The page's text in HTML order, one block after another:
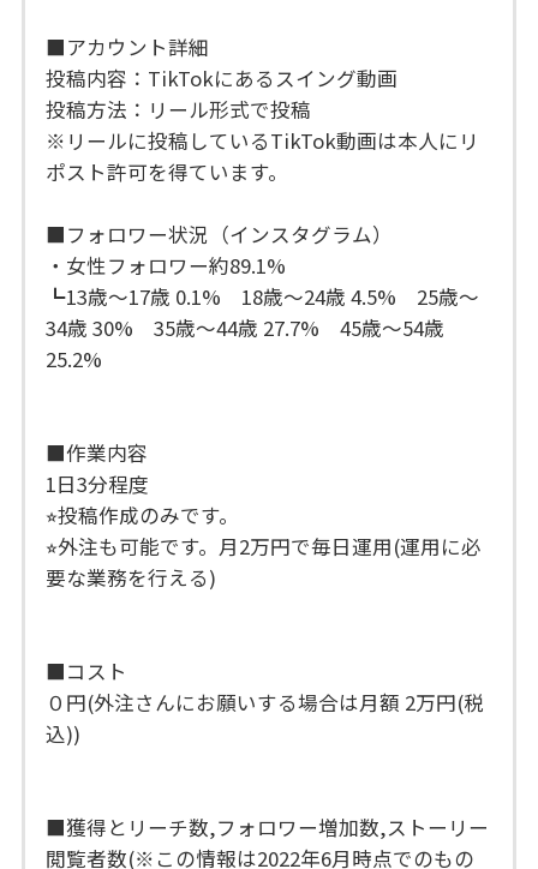
■アカウント詳細
投稿内容：TikTokにあるスイング動画
投稿方法：リール形式で投稿
※リールに投稿しているTikTok動画は本人にリ
ポスト許可を得ています。
■フォロワー状況（インスタグラム）
・女性フォロワー約89.1%
┗13歳〜17歳 0.1% 18歳〜24歳 4.5% 25歳〜
34歳 30% 35歳〜44歳 27.7% 45歳〜54歳
25.2%
■作業内容
1日3分程度
⭐︎投稿作成のみです。
⭐︎外注も可能です。月2万円で毎日運用(運用に必
要な業務を行える)
■コスト
０円(外注さんにお願いする場合は月額 2万円(税
込))
■獲得とリーチ数,フォロワー増加数,ストーリー
閲覧者数(※この情報は2022年6月時点でのもの